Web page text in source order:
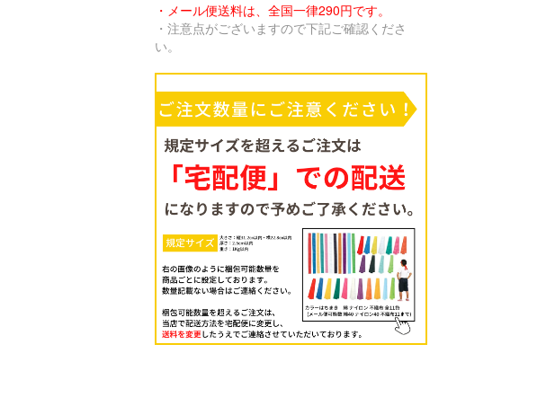
・メール便送料は、全国一律290円です。
・注意点がございますので下記ご確認くださ
い。